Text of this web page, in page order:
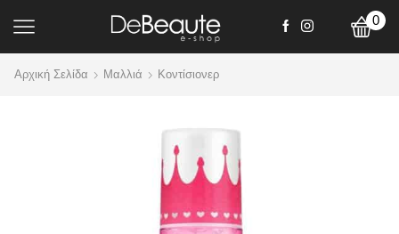
0
Αρχική Σελίδα Mαλλιά Κοντίσιονερ